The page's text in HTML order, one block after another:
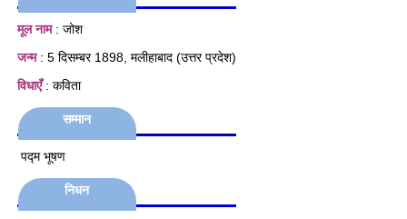
मूल नाम: जोश
जन्म: 5 दिसम्बर 1898, मलीहाबाद (उत्तर प्रदेश)
विधाएँ: कविता
सम्मान
पद्म भूषण
निधन